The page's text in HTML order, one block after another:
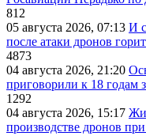
812
05 августа 2026, 07:13 И
после атаки дронов
4873
04 августа 2026, 21:20
приговорили к 18 годам
1292
04 августа 2026, 15:17
производстве дронов